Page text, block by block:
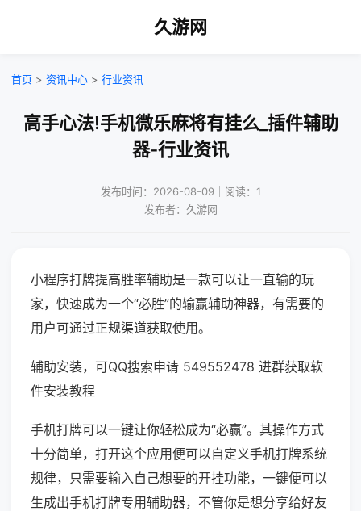
久游网
首页 > 资讯中心 > 行业资讯
高手心法!手机微乐麻将有挂么_插件辅助
器-行业资讯
发布时间：2026-08-09｜阅读：1
发布者：久游网
小程序打牌提高胜率辅助是一款可以让一直输的玩
家，快速成为一个“必胜”的输赢辅助神器，有需要的
用户可通过正规渠道获取使用。
辅助安装，可QQ搜索申请 549552478 进群获取软
件安装教程
手机打牌可以一键让你轻松成为“必赢”。其操作方式
十分简单，打开这个应用便可以自定义手机打牌系统
规律，只需要输入自己想要的开挂功能，一键便可以
生成出手机打牌专用辅助器，不管你是想分享给好友